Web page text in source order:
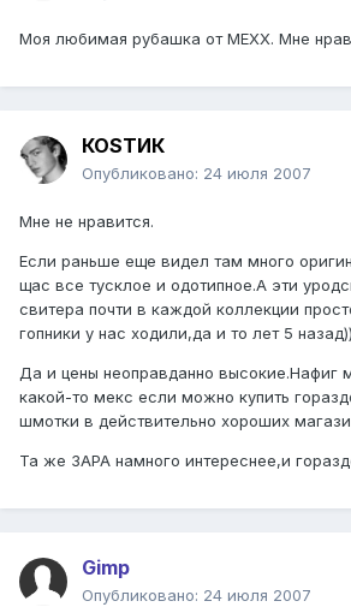
Моя любимая рубашка от MEXX. Мне
КОSТИК
Опубликовано: 24 июля 2007
Мне не нравится.
Если раньше еще видел там много
щас все тусклое и одотипное.А эти
свитера почти в каждой коллекции
гопники у нас ходили,да и то лет 5 назад))
Да и цены неоправданно высокие.Нафиг
какой-то мекс если можно купить
шмотки в действительно хороших
Та же ЗАРА намного интереснее,и
Gimp
Опубликовано: 24 июля 2007